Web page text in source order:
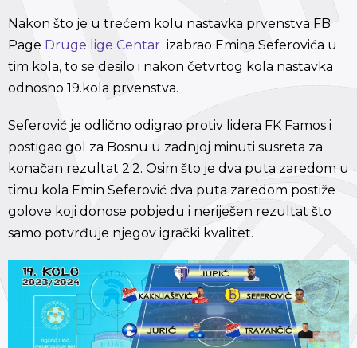
Nakon što je u trećem kolu nastavka prvenstva FB
Page Druge lige Centar izabrao Emina Seferovića u
tim kola, to se desilo i nakon četvrtog kola nastavka
odnosno 19.kola prvenstva.
Seferović je odlično odigrao protiv lidera FK Famos i
postigao gol za Bosnu u zadnjoj minuti susreta za
konačan rezultat 2:2. Osim što je dva puta zaredom u
timu kola Emin Seferović dva puta zaredom postiže
golove koji donose pobjedu i neriješen rezultat što
samo potvrđuje njegov igrački kvalitet.